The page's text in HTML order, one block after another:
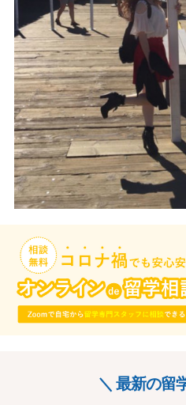
＼ 最新の留